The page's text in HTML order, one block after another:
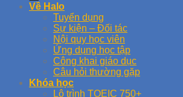
Về Halo
Tuyển dụng
Sự kiện – Đối tác
Nội quy học viên
Ứng dụng học tập
Công khai giáo dục
Câu hỏi thường gặp
Khóa học
Lộ trình TOEIC 750+